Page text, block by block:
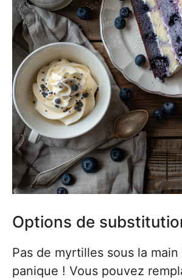
Options de
Pas de myrtilles sous la main
panique ! Vous pouvez